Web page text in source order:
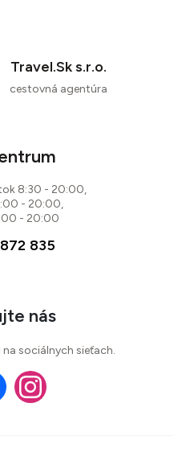
Travel.Sk s.r.o.
cestovná agentúra
8:30 - 20:00,
- 20:00,
- 20:00
835
nás
sociálnych sieťach.